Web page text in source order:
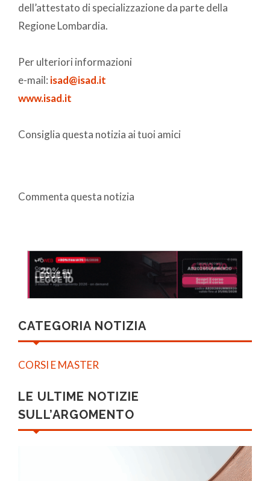
dell’attestato di specializzazione da parte della
Regione Lombardia.
Per ulteriori informazioni
e-mail: isad@isad.it
www.isad.it
Consiglia questa notizia ai tuoi amici
Commenta questa notizia
CATEGORIA NOTIZIA
CORSI E MASTER
LE ULTIME NOTIZIE
SULL’ARGOMENTO